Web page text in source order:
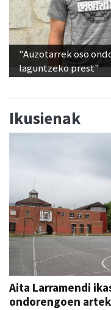
"Auzotarrek oso
laguntzeko prest"
Ikusienak
Aita Larramendi
ondorengoen